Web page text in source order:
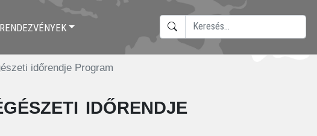
RENDEZVÉNYEK KERESÉS
időrendje Program
időrendje